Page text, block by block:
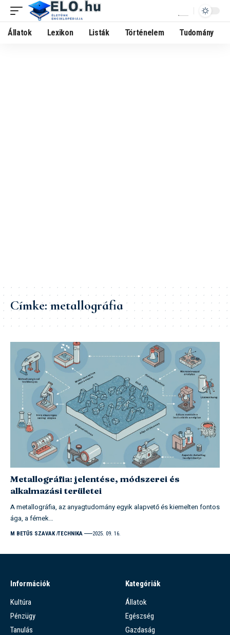
Állatok Lexikon Listák Történelem Tudomány
Címke:metallográfia
Metallográfia: jelentése, módszerei és
alkalmazási területei
A metallográfia, az anyagtudomány egyik alapvető és kiemelten fontos
ága, a fémek…
M BETŰS SZAVAK TECHNIKA 2025. 09. 16.
Információk
Kultúra
Pénzügy
Tanulás
Kategóriák
Állatok
Egészség
Gazdaság